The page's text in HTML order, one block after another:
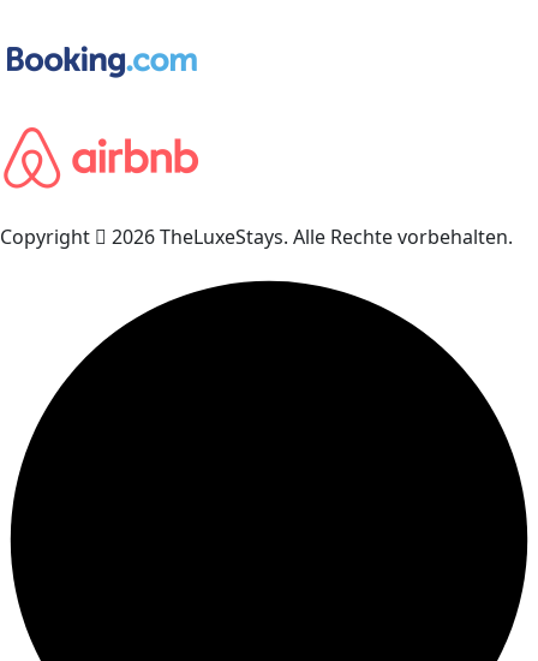
Copyright 2026 TheLuxeStays. Alle Rechte vorbehalten.